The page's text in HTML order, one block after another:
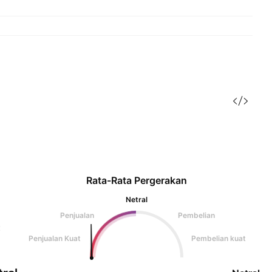
Rata-Rata Pergerakan
Netral
Penjualan
Pembelian
Penjualan Kuat Pembelian kuat